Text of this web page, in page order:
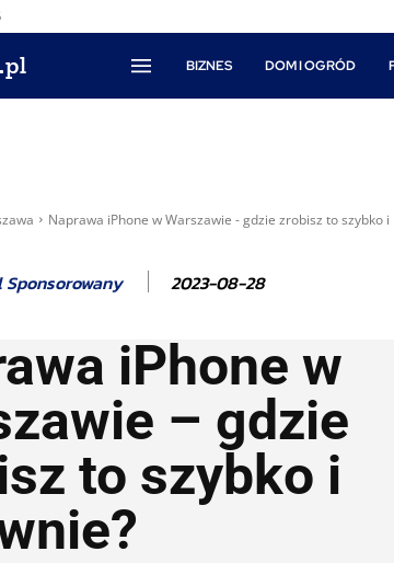
BIZNES DOM I OGRÓD
Naprawa iPhone w Warszawie - gdzie zrobisz to szybko i
2023-08-28
iPhone w
– gdzie
to szybko i